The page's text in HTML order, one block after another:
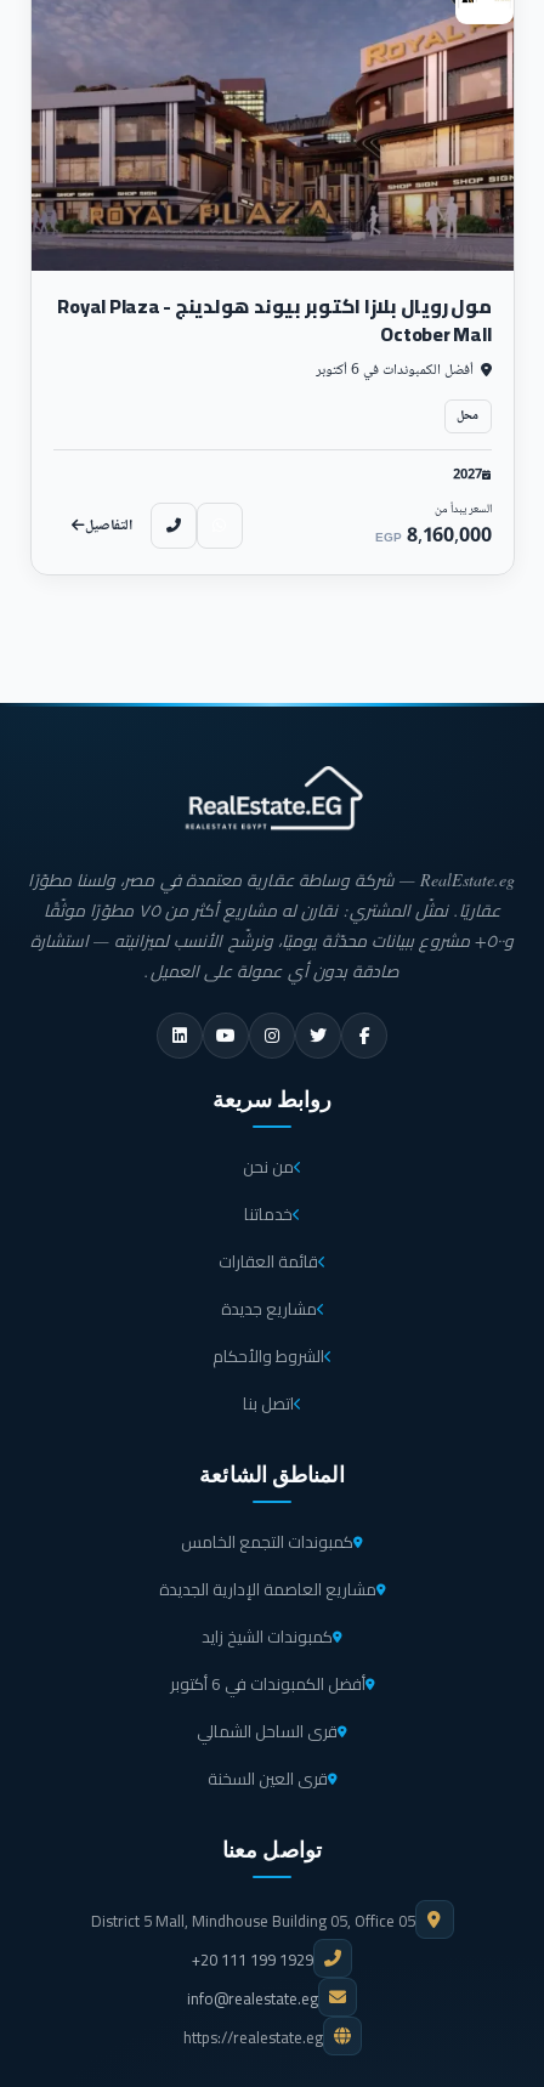
مول رويال بلازا اكتوبر بيوند هولدينج - Royal Plaza
October Mall
أفضل الكمبوندات في 6 أكتوبر
محل
2027
السعر يبدأ من
8,160,000
EGP التفاصيل
RealEstate.eg — شركة وساطة عقارية معتمدة في مصر، ولسنا مطوّرًا
عقاريًا. نمثّل المشتري: نقارن له مشاريع أكثر من ٧٥ مطوّرًا موثّقًا
و٥٠٠+ مشروع ببيانات محدّثة يوميًا، ونرشّح الأنسب لميزانيته — استشارة
صادقة بدون أي عمولة على العميل.
روابط سريعة
من نحن
خدماتنا
قائمة العقارات
مشاريع جديدة
الشروط والأحكام
اتصل بنا
المناطق الشائعة
كمبوندات التجمع الخامس
مشاريع العاصمة الإدارية الجديدة
كمبوندات الشيخ زايد
أفضل الكمبوندات في 6 أكتوبر
قرى الساحل الشمالي
قرى العين السخنة
تواصل معنا
District 5 Mall, Mindhouse Building 05, Office 05
+20 111 199 1929
info@realestate.eg
https://realestate.eg